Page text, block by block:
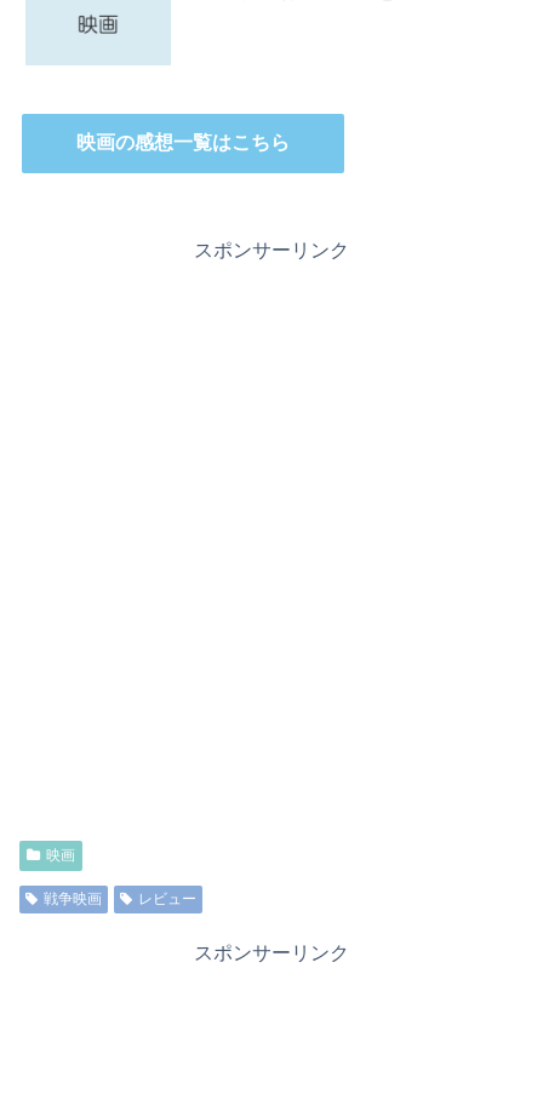
映画の感想一覧はこちら
スポンサーリンク
映画
戦争映画 レビュー
スポンサーリンク